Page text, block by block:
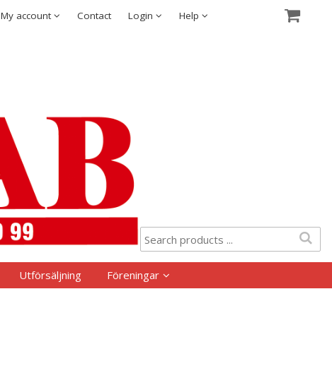
My account Contact Login Help
Security & cookies
Utförsäljning Föreningar